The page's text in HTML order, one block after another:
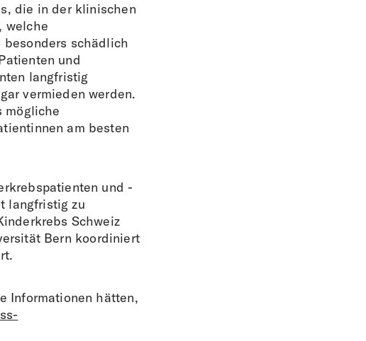
die in der klinischen
welche
besonders schädlich
und
langfristig
vermieden werden.
mögliche
am besten
und -
langfristig zu
Schweiz
Bern koordiniert
Informationen hätten,